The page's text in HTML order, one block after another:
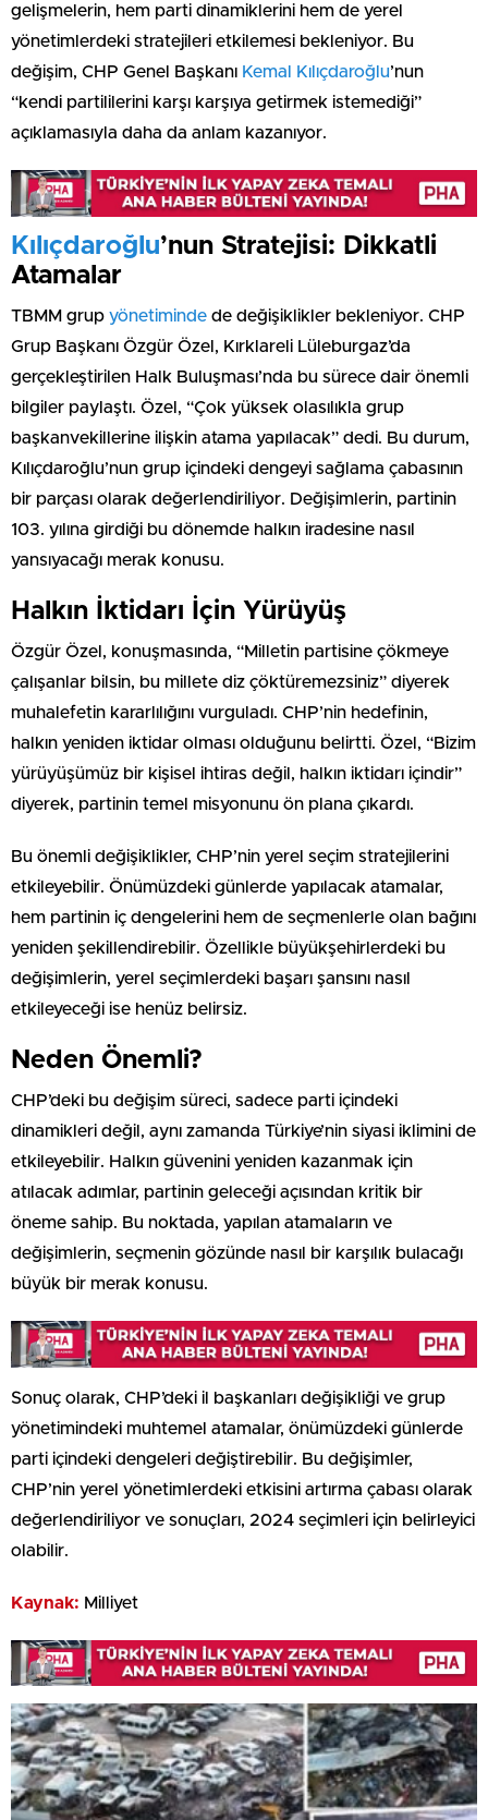
gelişmelerin, hem parti dinamiklerini hem de yerel
yönetimlerdeki stratejileri etkilemesi bekleniyor. Bu
değişim, CHP Genel Başkanı Kemal Kılıçdaroğlu’nun
“kendi partililerini karşı karşıya getirmek istemediği”
açıklamasıyla daha da anlam kazanıyor.
Kılıçdaroğlu’nun Stratejisi: Dikkatli
Atamalar
TBMM grup yönetiminde de değişiklikler bekleniyor. CHP
Grup Başkanı Özgür Özel, Kırklareli Lüleburgaz’da
gerçekleştirilen Halk Buluşması’nda bu sürece dair önemli
bilgiler paylaştı. Özel, “Çok yüksek olasılıkla grup
başkanvekillerine ilişkin atama yapılacak” dedi. Bu durum,
Kılıçdaroğlu’nun grup içindeki dengeyi sağlama çabasının
bir parçası olarak değerlendiriliyor. Değişimlerin, partinin
103. yılına girdiği bu dönemde halkın iradesine nasıl
yansıyacağı merak konusu.
Halkın İktidarı İçin Yürüyüş
Özgür Özel, konuşmasında, “Milletin partisine çökmeye
çalışanlar bilsin, bu millete diz çöktüremezsiniz” diyerek
muhalefetin kararlılığını vurguladı. CHP’nin hedefinin,
halkın yeniden iktidar olması olduğunu belirtti. Özel, “Bizim
yürüyüşümüz bir kişisel ihtiras değil, halkın iktidarı içindir”
diyerek, partinin temel misyonunu ön plana çıkardı.
Bu önemli değişiklikler, CHP’nin yerel seçim stratejilerini
etkileyebilir. Önümüzdeki günlerde yapılacak atamalar,
hem partinin iç dengelerini hem de seçmenlerle olan bağını
yeniden şekillendirebilir. Özellikle büyükşehirlerdeki bu
değişimlerin, yerel seçimlerdeki başarı şansını nasıl
etkileyeceği ise henüz belirsiz.
Neden Önemli?
CHP’deki bu değişim süreci, sadece parti içindeki
dinamikleri değil, aynı zamanda Türkiye’nin siyasi iklimini de
etkileyebilir. Halkın güvenini yeniden kazanmak için
atılacak adımlar, partinin geleceği açısından kritik bir
öneme sahip. Bu noktada, yapılan atamaların ve
değişimlerin, seçmenin gözünde nasıl bir karşılık bulacağı
büyük bir merak konusu.
Sonuç olarak, CHP’deki il başkanları değişikliği ve grup
yönetimindeki muhtemel atamalar, önümüzdeki günlerde
parti içindeki dengeleri değiştirebilir. Bu değişimler,
CHP’nin yerel yönetimlerdeki etkisini artırma çabası olarak
değerlendiriliyor ve sonuçları, 2024 seçimleri için belirleyici
olabilir.
Kaynak: Milliyet